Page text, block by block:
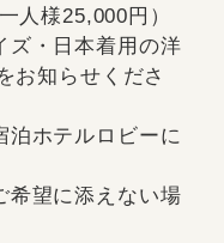
人様25,000円）
・日本着用の洋
お知らせくださ
ホテルロビーに
望に添えない場